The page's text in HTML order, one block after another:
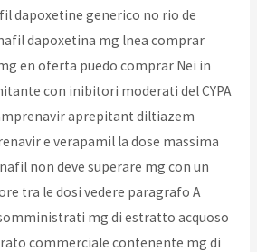
dapoxetine generico no rio de
dapoxetina mg lnea comprar
en oferta puedo comprar Nei in
con inibitori moderati del CYPA
aprepitant diltiazem
e verapamil la dose massima
non deve superare mg con un
tra le dosi vedere paragrafo A
mg di estratto acquoso
commerciale contenente mg di